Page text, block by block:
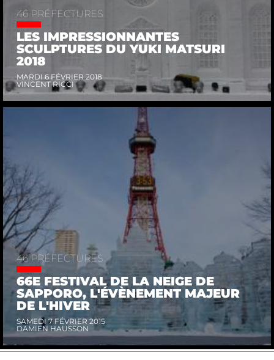
46 PRÉFECTURES
LES IMPRESSIONNANTES
SCULPTURES DU YUKI MATSURI
2018
MARDI 6 FÉVRIER 2018
VINCENT RICCI
46 PRÉFECTURES
66E FESTIVAL DE LA NEIGE DE
SAPPORO, L'ÉVÈNEMENT MAJEUR
DE L'HIVER
SAMEDI 7 FÉVRIER 2015
DAMIEN HAUSSON